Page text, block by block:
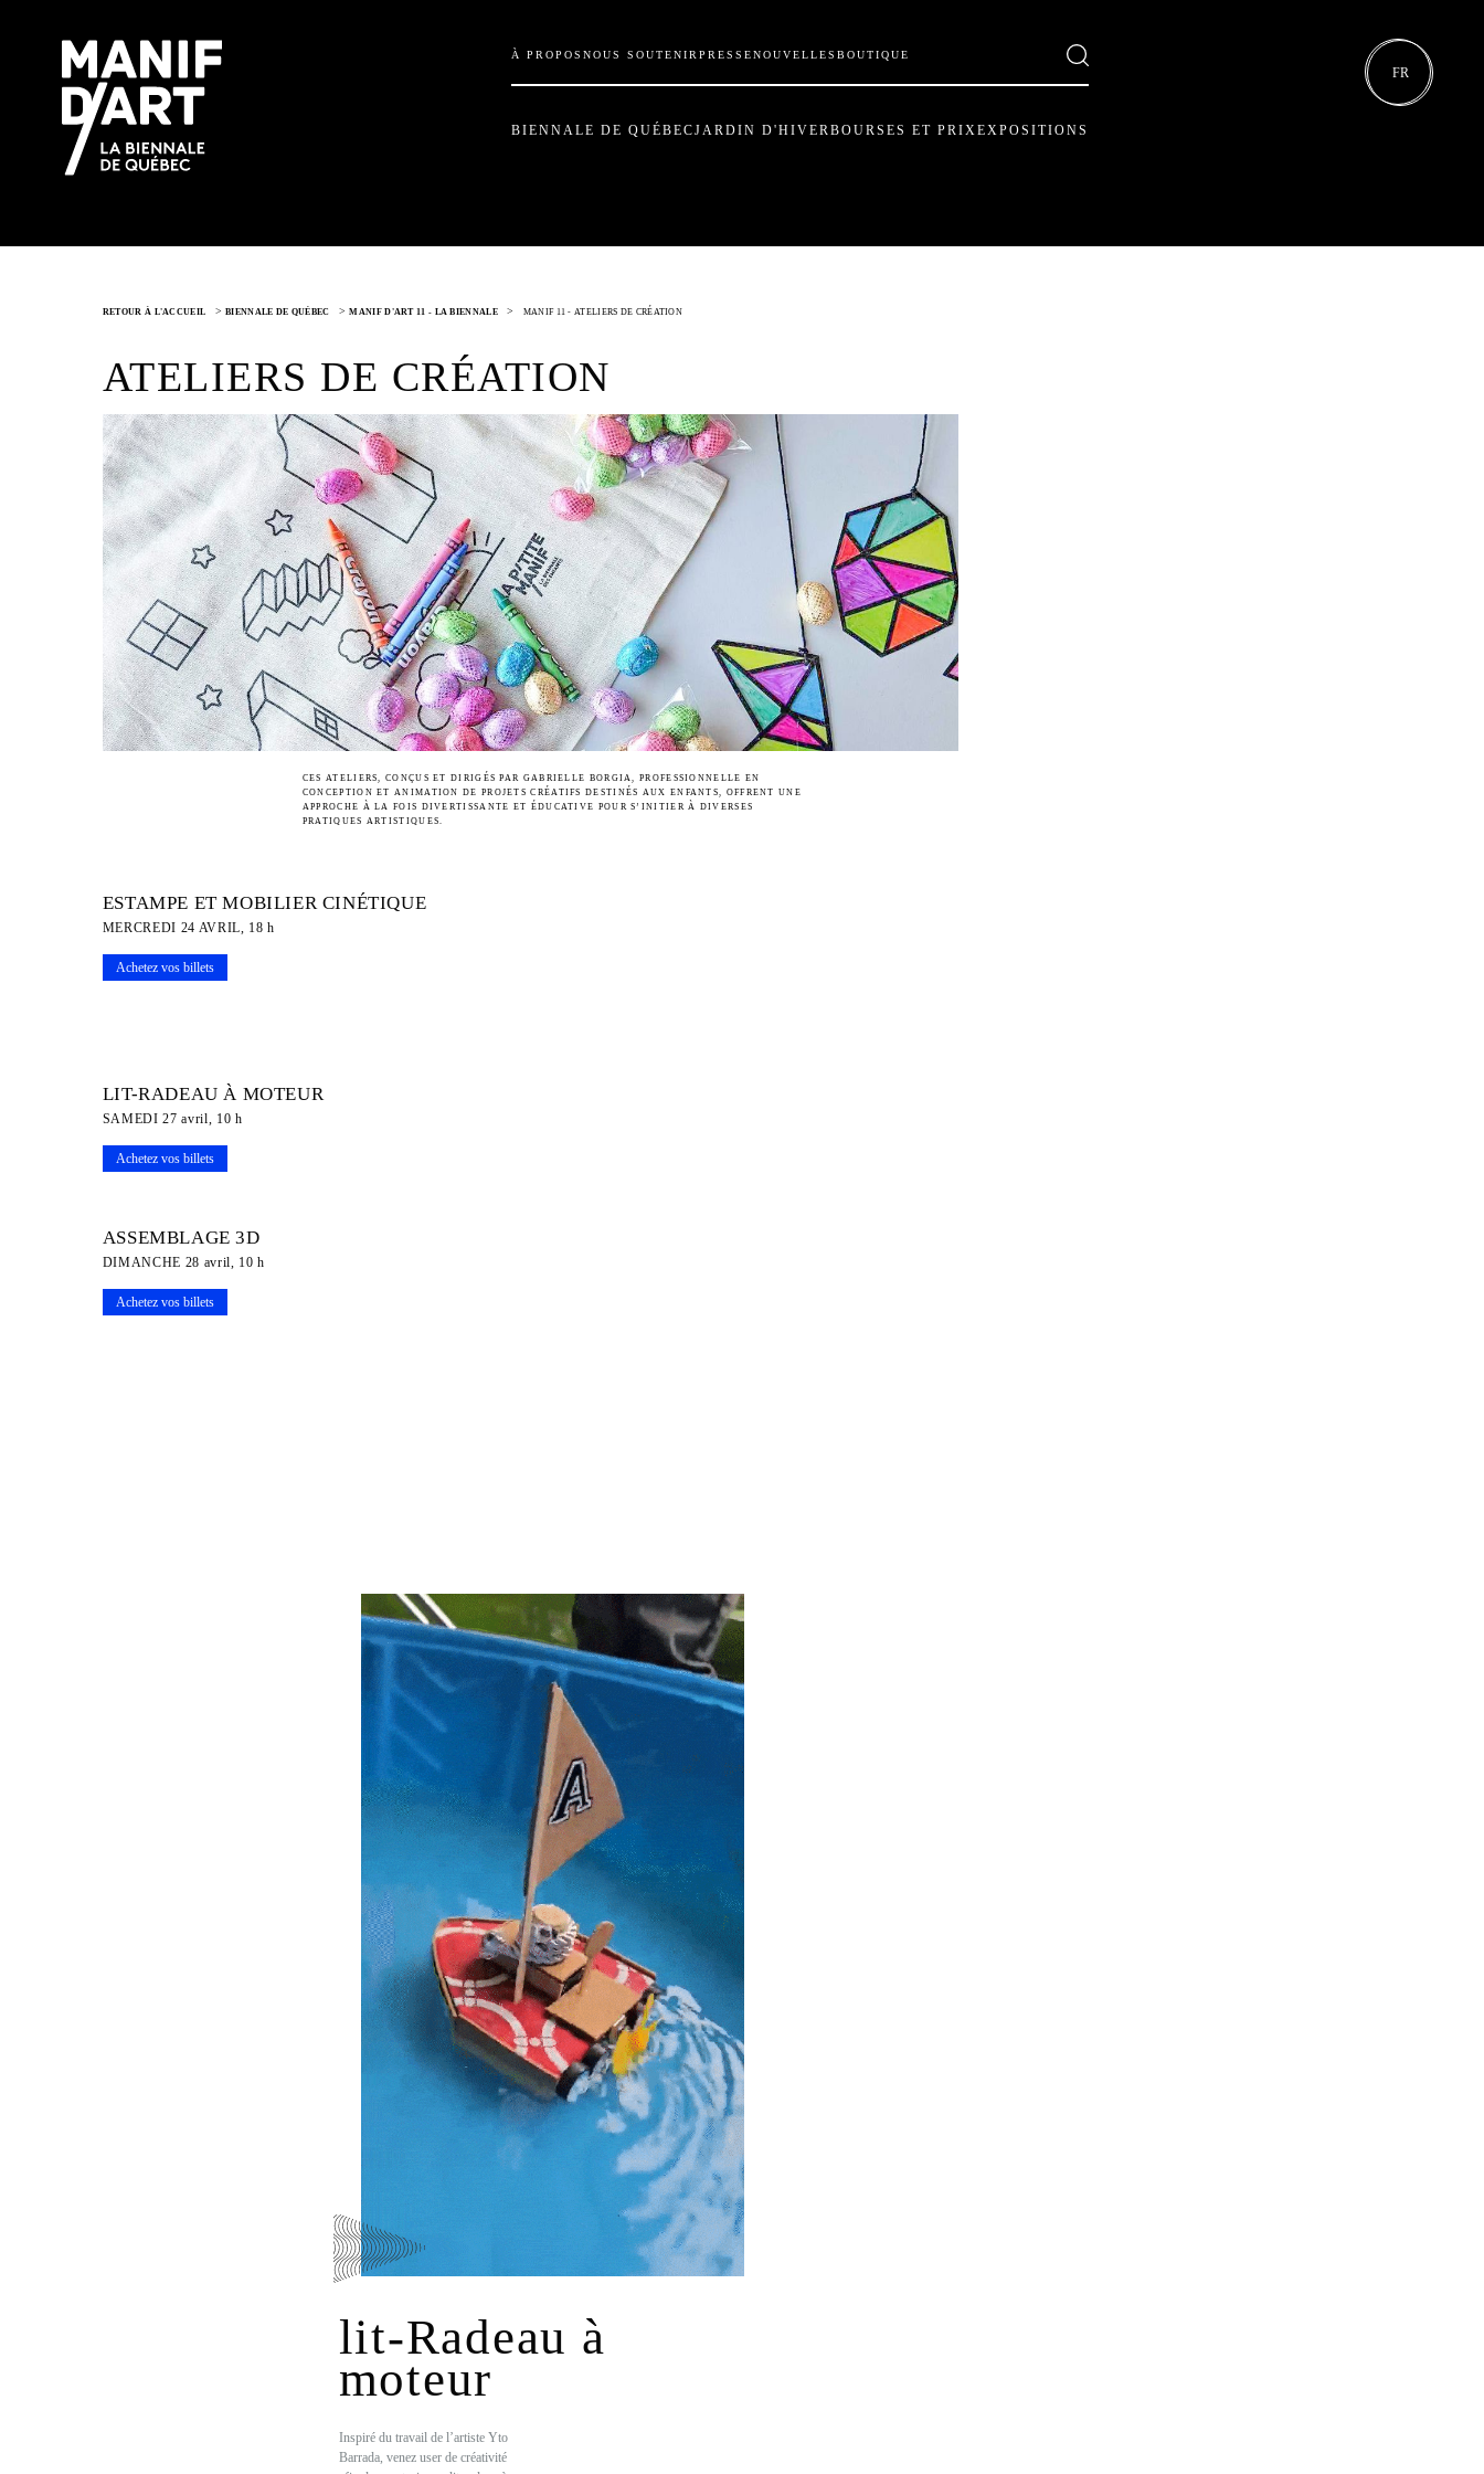
À PROPOS NOUS SOUTENIR PRESSENOUVELLES BOUTIQUE
BIENNALE DE QUÉBECJARDIN D'HIVERBOURSES ET PRIXEXPOSITIONS
FR
RETOUR À L'ACCUEIL >BIENNALE DE QUÉBEC >MANIF D'ART 11 - LA BIENNALE > MANIF 11 - ATELIERS DE CRÉATION
ATELIERS DE CRÉATION
CES ATELIERS, CONÇUS ET DIRIGÉS PAR GABRIELLE BORGIA, PROFESSIONNELLE EN
CONCEPTION ET ANIMATION DE PROJETS CRÉATIFS DESTINÉS AUX ENFANTS, OFFRENT UNE
APPROCHE À LA FOIS DIVERTISSANTE ET ÉDUCATIVE POUR S’INITIER À DIVERSES
PRATIQUES ARTISTIQUES.
ESTAMPE ET MOBILIER CINÉTIQUE
MERCREDI 24 AVRIL, 18 h
Achetez vos billets
LIT-RADEAU À MOTEUR
SAMEDI 27 avril, 10 h
Achetez vos billets
ASSEMBLAGE 3D
DIMANCHE 28 avril, 10 h
Achetez vos billets
lit-Radeau à
moteur
Inspiré du travail de l’artiste Yto
Barrada, venez user de créativité